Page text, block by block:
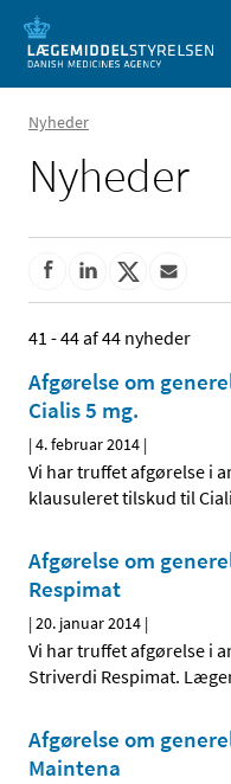
Nyheder
Nyheder
41 - 44 af 44 nyheder
Afgørelse om
Cialis 5 mg.
|4. februar 2014 |
Vi har truffet afgørelse i
klausuleret tilskud til
Afgørelse om
Respimat
|20. januar 2014 |
Vi har truffet afgørelse i
Striverdi Respimat.
Afgørelse om
Maintena